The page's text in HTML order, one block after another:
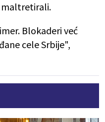
maltretirali.
Blokaderi već
cele Srbije",